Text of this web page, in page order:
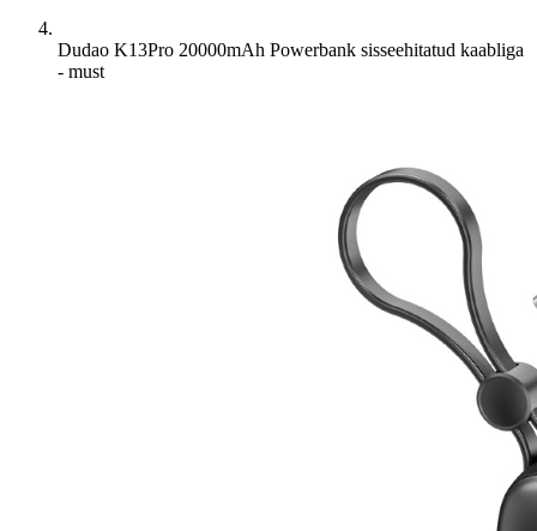
Dudao K13Pro 20000mAh Powerbank sisseehitatud kaabliga
- must